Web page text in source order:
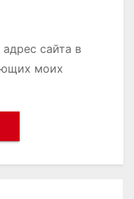
сайта в
моих